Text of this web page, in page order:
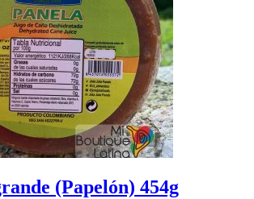
(Papelón) 454g